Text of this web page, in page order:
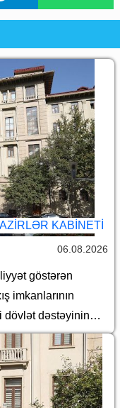
KABINETI
06.08.2026
göstərən
imkanlarının
dövlət dəstəyinin
adından
təsdiq
410 nömrəli